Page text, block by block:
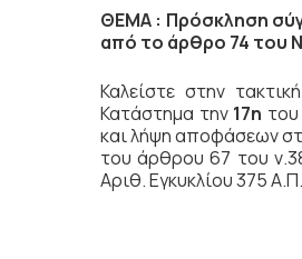
ΘΕΜΑ : Πρόσκληση
από το άρθρο 74 του
Καλείστε στην
Κατάστημα την 17η
και λήψη αποφάσεων
του άρθρου 67 του
Αριθ. Εγκυκλίου 375